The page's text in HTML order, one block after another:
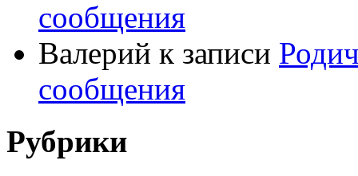
сообщения
Валерий к записи
сообщения
Рубрики